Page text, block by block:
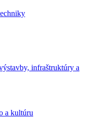
infraštruktúry a
a kultúru